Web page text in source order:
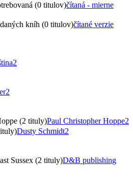
(0 titulov)čítaná - mierne
kníh (0 titulov)čítané verzie
2
2
(2 tituly)Paul Christopher Hoppe2
Dusty Schmidt2
Sussex (2 tituly)D&B publishing